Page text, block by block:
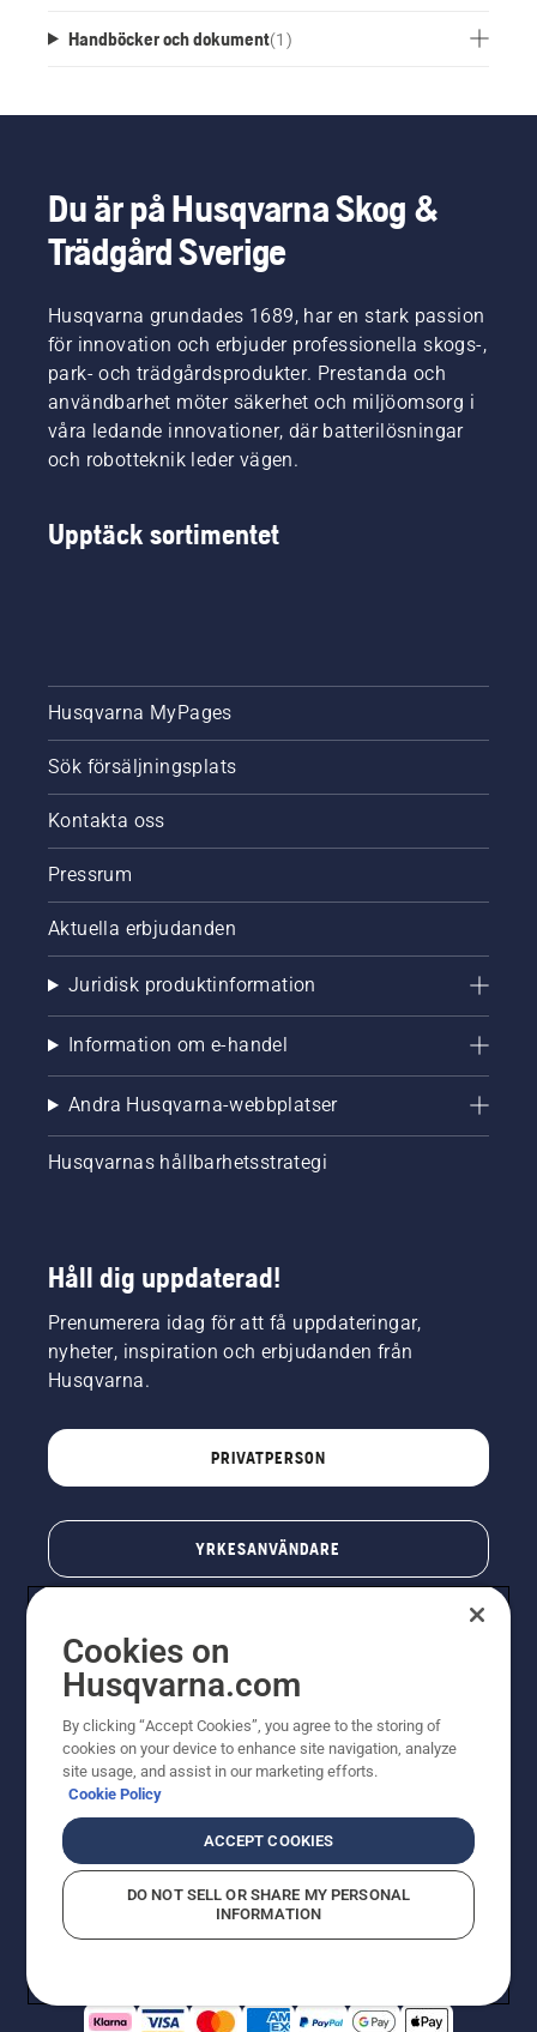
Handböcker och dokument(1 )
Du är på Husqvarna Skog &
Trädgård Sverige
Husqvarna grundades 1689, har en stark passion
för innovation och erbjuder professionella skogs-,
park- och trädgårdsprodukter. Prestanda och
användbarhet möter säkerhet och miljöomsorg i
våra ledande innovationer, där batterilösningar
och robotteknik leder vägen.
Upptäck sortimentet
Husqvarna MyPages
Sök försäljningsplats
Kontakta oss
Pressrum
Aktuella erbjudanden
Juridisk produktinformation
Information om e-handel
Andra Husqvarna-webbplatser
Husqvarnas hållbarhetsstrategi
Håll dig uppdaterad!
Prenumerera idag för att få uppdateringar,
nyheter, inspiration och erbjudanden från
Husqvarna.
PRIVATPERSON
YRKESANVÄNDARE
© Husqvarna AB (publ). All rights reserved. Priserna
som visas är rekommenderade cirkapriser. Alla angivna
priser är rekommenderade försäljningspriser (inkl.
moms) om inte produkten är tillgänglig för direkt köp.
CookiepolicyAnvändningsvillkor Sekretessmeddelande
Rapportera misstänkta överträdelser
Cookies on
Husqvarna.com
By clicking “Accept Cookies”, you agree to the storing of
cookies on your device to enhance site navigation, analyze
site usage, and assist in our marketing efforts.
Cookie Policy
ACCEPT COOKIES
DO NOT SELL OR SHARE MY PERSONAL
INFORMATION